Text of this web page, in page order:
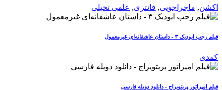
اکشن, ماجراجویی, فانتزی, علمی تخیلی
فیلم رجب ایودیک ۳ - داستان عاشقانه‌ای غیرمعمول
کمدی
فیلم امپراتور پریتویراج - دانلود دوبله فارسی